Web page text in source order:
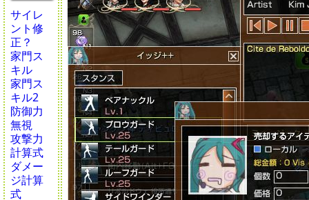
サイレ
ント修
正？
家門ス
キル
家門ス
キル2
防御力
無視
攻撃力
計算式
ダメー
ジ計算
式